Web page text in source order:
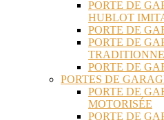
PORTE DE
HUBLOT
PORTE DE
PORTE DE
PORTE DE
PORTES DE
PORTE DE
MOTORISÉE
PORTE DE